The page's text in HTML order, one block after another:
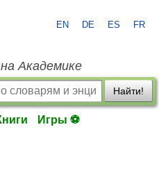
EN DE ES FR
Академике
Найти!
Игры ⚽